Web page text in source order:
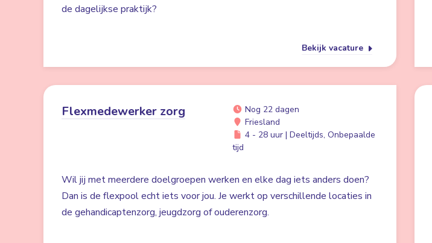
de dagelijkse praktijk?
Bekijk vacature
Flexmedewerker zorg
Nog 22 dagen
Friesland
4 - 28 uur | Deeltijds, Onbepaalde
tijd
Wil jij met meerdere doelgroepen werken en elke dag iets anders doen?
Dan is de flexpool echt iets voor jou. Je werkt op verschillende locaties in
de gehandicaptenzorg, jeugdzorg of ouderenzorg.